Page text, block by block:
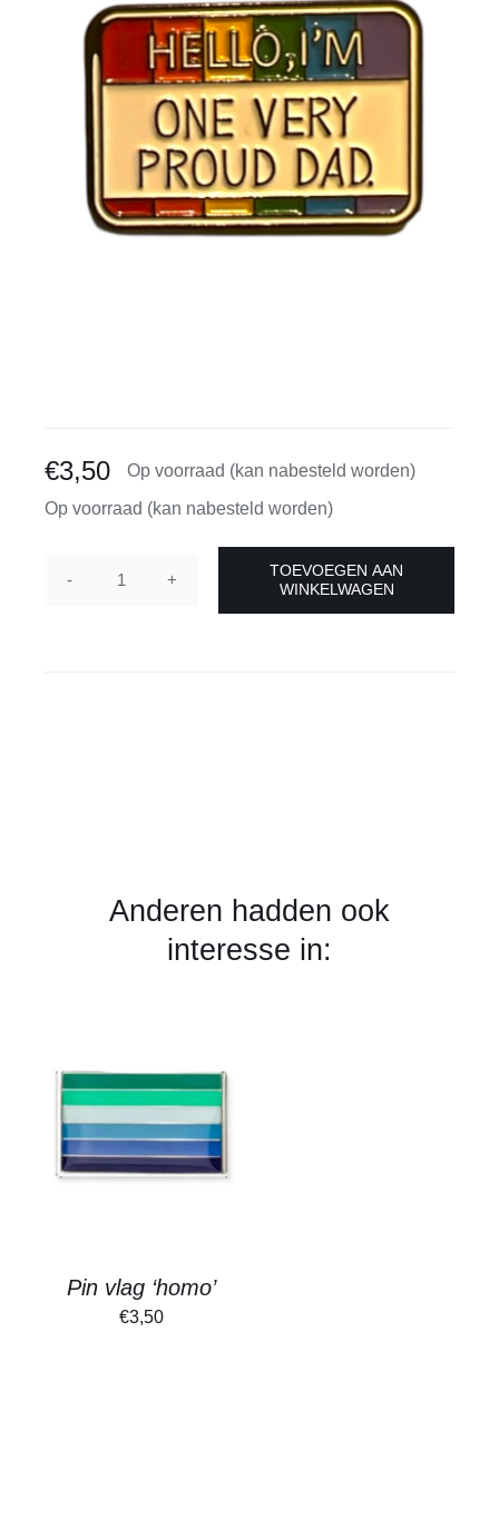
Gratis binders
Reviews
€3,50
Op voorraad (kan nabesteld worden)
Op voorraad (kan nabesteld worden)
Pin
TOEVOEGEN AAN
WINKELWAGEN
Anderen hadden ook
interesse in:
Pin vlag ‘homo’
€3,50